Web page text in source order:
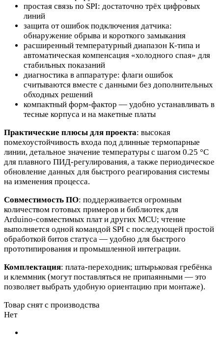
простая связь по SPI: достаточно трёх цифровых
линий
защита от ошибок подключения датчика:
обнаружение обрыва и короткого замыкания
расширенный температурный диапазон К‑типа и
автоматическая компенсация «холодного спая» для
стабильных показаний
диагностика в аппаратуре: флаги ошибок
считываются вместе с данными без дополнительных
обходных решений
компактный форм‑фактор — удобно устанавливать в
тесные корпуса и на макетные платы
Практические плюсы для проекта: высокая
помехоустойчивость входа под длинные термопарные
линии, детальное значение температуры с шагом 0.25 °C
для плавного ПИД‑регулирования, а также периодическое
обновление данных для быстрого реагирования системы
на изменения процесса.
Совместимость ПО: поддерживается огромным
количеством готовых примеров и библиотек для
Arduino‑совместимых плат и других MCU; чтение
выполняется одной командой SPI с последующей простой
обработкой битов статуса — удобно для быстрого
прототипирования и промышленной интеграции.
Комплектация: плата‑переходник; штырьковая гребёнка
и клеммник (могут поставляться не припаянными — это
позволяет выбрать удобную ориентацию при монтаже).
Товар снят с производства
Нет